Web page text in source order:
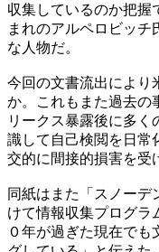
収集しているのか把握
まれのアルペロビッチ
な人物だ。
今回の文書流出により
か。これもまた過去の
リークス暴露後に多
識して自己検閲を日常
交的に間接的損害を受
同紙はまた「スノーデ
けて情報収集プログラ
０年が過ぎた現在でも